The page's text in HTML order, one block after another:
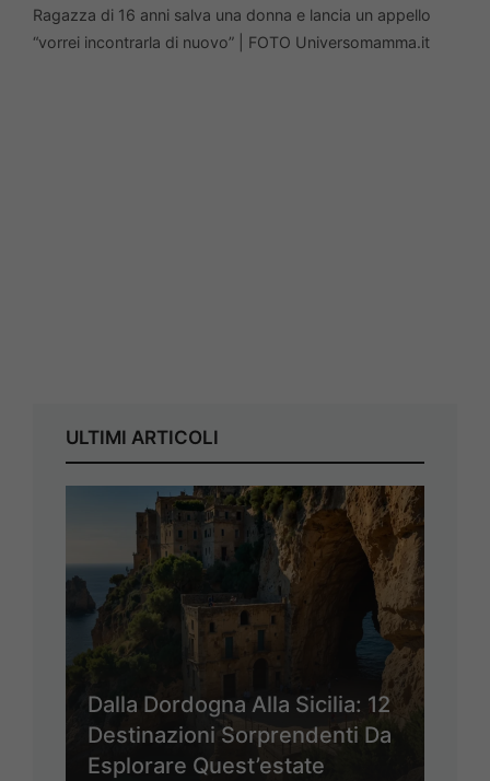
Ragazza di 16 anni salva una donna e lancia un appello
“vorrei incontrarla di nuovo” | FOTO Universomamma.it
ULTIMI ARTICOLI
Dalla Dordogna Alla Sicilia: 12
Destinazioni Sorprendenti Da
Esplorare Quest’estate